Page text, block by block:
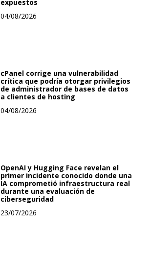
expuestos
04/08/2026
cPanel corrige una vulnerabilidad
crítica que podría otorgar privilegios
de administrador de bases de datos
a clientes de hosting
04/08/2026
OpenAI y Hugging Face revelan el
primer incidente conocido donde una
IA comprometió infraestructura real
durante una evaluación de
ciberseguridad
23/07/2026